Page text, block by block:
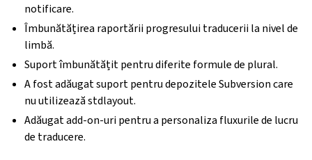
notificare.
Îmbunătățirea raportării progresului traducerii la nivel de
limbă.
Suport îmbunătățit pentru diferite formule de plural.
A fost adăugat suport pentru depozitele Subversion care
nu utilizează stdlayout.
Adăugat add-on-uri pentru a personaliza fluxurile de lucru
de traducere.